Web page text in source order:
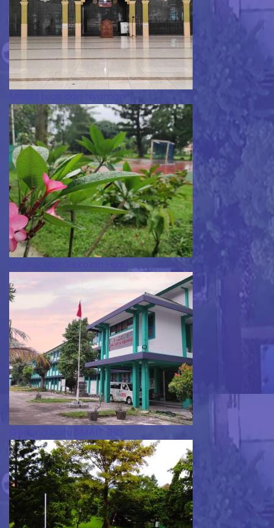
Masjid Luas dan Nyaman
Lingkungan Sekolah Hijau
Gedung baru SMAIT BBS